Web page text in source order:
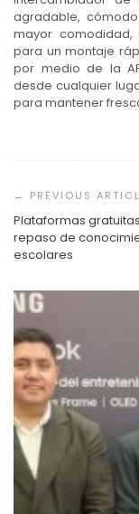
agradable,
mayor
para un montaje
por medio de la
desde cualquier
para mantener
de
entradas
Plataformas
repaso de
escolares